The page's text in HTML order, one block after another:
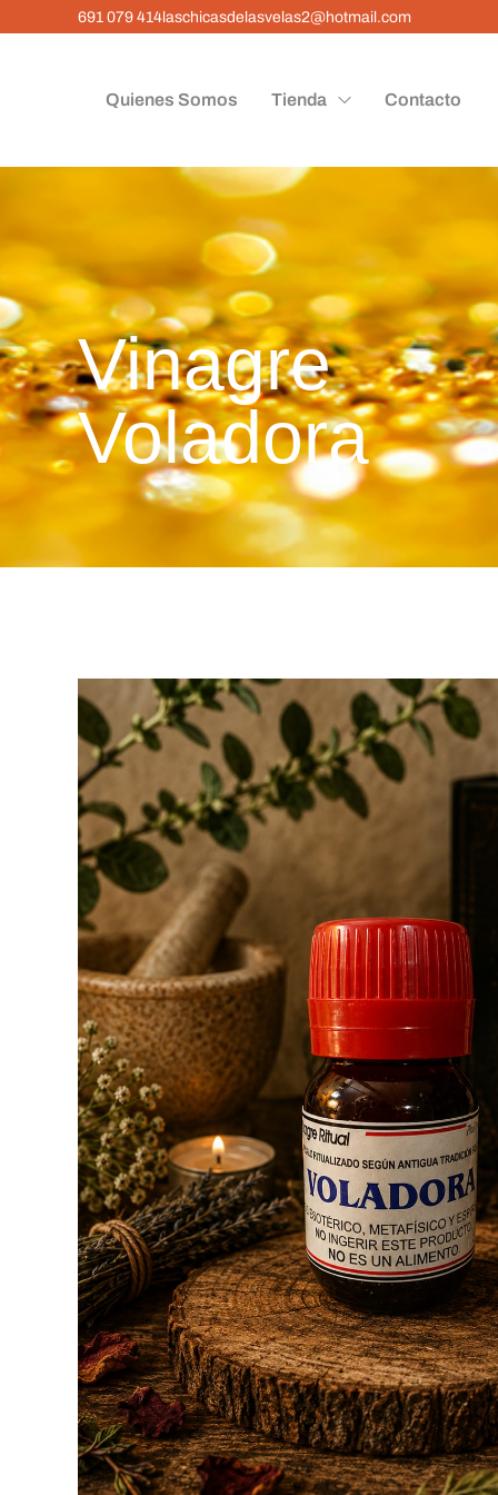
691 079 414laschicasdelasvelas2@hotmail.com
Quienes Somos Tienda Contacto
Voladora